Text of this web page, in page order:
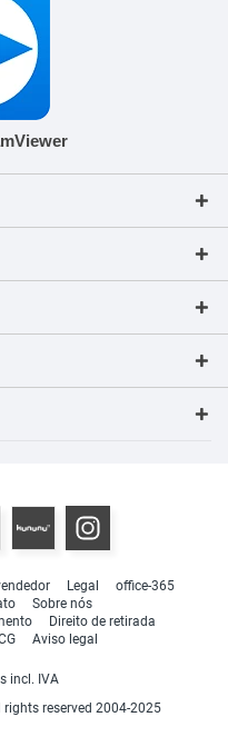
Legal
office-365
Sobre nós
Direito de retirada
Aviso legal
incl. IVA
reserved 2004-2025